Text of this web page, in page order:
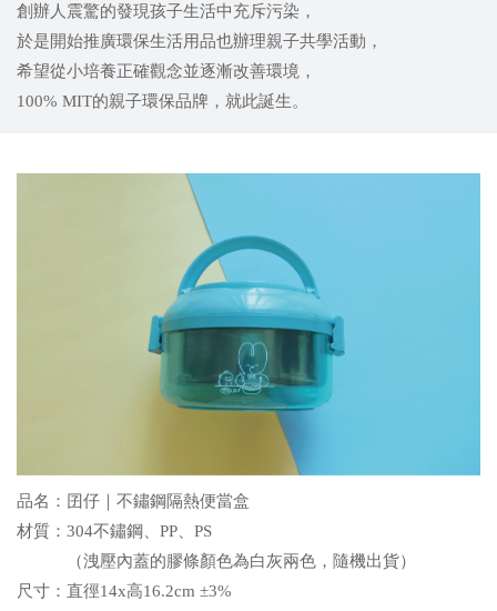
創辦人震驚的發現孩子生活中充斥污染，
於是開始推廣環保生活用品也辦理親子共學活動，
希望從小培養正確觀念並逐漸改善環境，
100% MIT的親子環保品牌，就此誕生。
品名：囝仔｜不鏽鋼隔熱便當盒
材質：304不鏽鋼、PP、PS
（洩壓內蓋的膠條顏色為白灰兩色，隨機出貨）
尺寸：直徑14x高16.2cm ±3%